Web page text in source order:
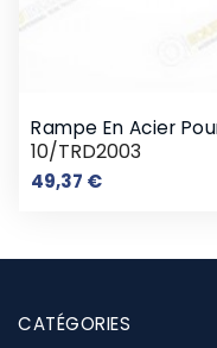
Rampe En Acier
10/TRD2003
49,37 €Prix
CATÉGORIES